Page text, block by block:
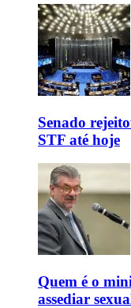
Senado
STF até hoje
Quem é o
assediar